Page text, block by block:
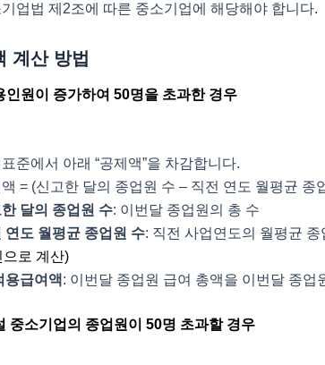
업법 제2조에 따른 중소기업에 해당해야 합니다.
계산 방법
인원이 증가하여 50명을 초과한 경우
준에서 아래 “공제액”을 차감합니다.
= (신고한 달의 종업원 수 – 직전 연도 월평균 종
달의 종업원 수: 이번달 종업원의 총 수
연도 월평균 종업원 수: 직전 사업연도의 월평균 종
으로 계산)
용급여액: 이번달 종업원 급여 총액을 이번달 종업
중소기업의 종업원이 50명 초과할 경우